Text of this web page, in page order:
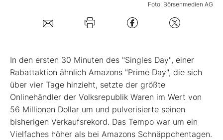
Folgen Sie uns
Kontakt
Foto: Börsenmedien AG
In den ersten 30 Minuten des "Singles Day", einer
Rabattaktion ähnlich Amazons "Prime Day", die sich
über vier Tage hinzieht, setzte der größte
Onlinehändler der Volksrepublik Waren im Wert von
56 Millionen Dollar um und pulverisierte seinen
bisherigen Verkaufsrekord. Das Tempo war um ein
Vielfaches höher als bei Amazons Schnäppchentagen.